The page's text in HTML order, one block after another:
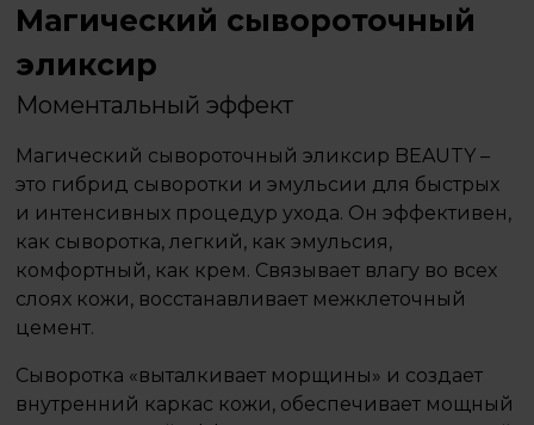
Магический сывороточный
эликсир
Моментальный эффект
Магический сывороточный эликсир BEAUTY –
это гибрид сыворотки и эмульсии для быстрых
и интенсивных процедур ухода. Он эффективен,
как сыворотка, легкий, как эмульсия,
комфортный, как крем. Связывает влагу во всех
слоях кожи, восстанавливает межклеточный
цемент.
Сыворотка «выталкивает морщины» и создает
внутренний каркас кожи, обеспечивает мощный